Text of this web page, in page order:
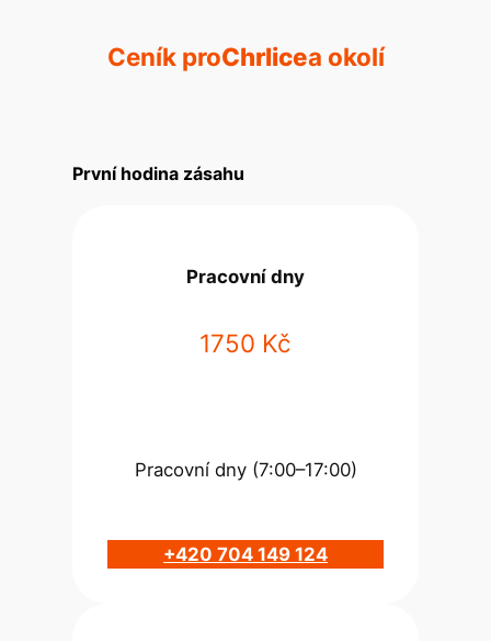
Ceník proChrlicea okolí
První hodina zásahu
Pracovní dny
1750 Kč
Pracovní dny (7:00–17:00)
+420 704 149 124